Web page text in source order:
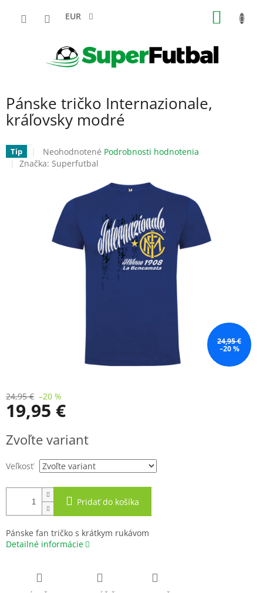
EUR
Pánske tričko Internazionale,
kráľovsky modré
Tip
Priemerné
hodnotenie
hviezdičiek.
Neohodnotené Podrobnosti hodnotenia
Značka: Superfutbal
24,95 €
–20 %
24,95 € –20 %
19,95 €
cena:
Zvoľte variant
Veľkosť
Pridať do košíka
Pánske fan tričko s krátkym rukávom
Detailné informácie